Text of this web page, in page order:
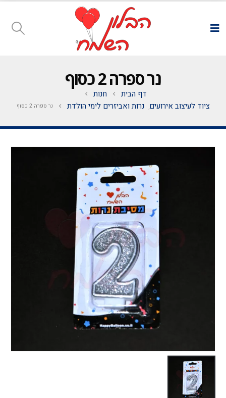
נר ספרה 2 כסוף
דף הבית
חנות
ציוד לעיצוב אירועים, נרות ואביזרים לימי הולדת נר ספרה 2 כסוף